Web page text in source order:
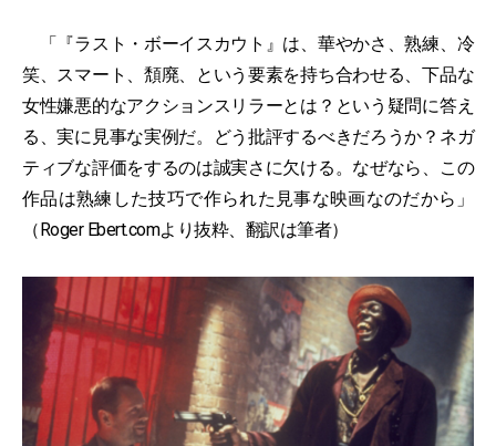
「『ラスト・ボーイスカウト』は、華やかさ、熟練、冷
笑、スマート、頽廃、という要素を持ち合わせる、下品な
女性嫌悪的なアクションスリラーとは？という疑問に答え
る、実に見事な実例だ。どう批評するべきだろうか？ネガ
ティブな評価をするのは誠実さに欠ける。なぜなら、この
作品は熟練した技巧で作られた見事な映画なのだから」
（Roger Ebert.comより抜粋、翻訳は筆者）